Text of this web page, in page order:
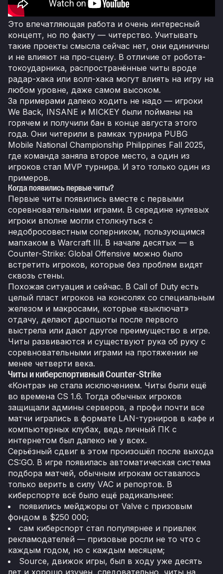
Это впечатляющая работа и очень интересный
концепт, но по факту — читерство. Учитывать
такие проекты смысла сейчас нет, они единичны
и не влияют на про-сцену. В отличие от робота-
токоударника, распространённые читы вроде
радар-хака или волл-хака могут влиять на игру на
любом уровне, даже самом высоком.
За примерами далеко ходить не надо — игроки
We Back, INSANE и MICKEY были пойманы на
горячем и получили бан в конце августа этого
года. Они читерили в рамках турнира PUBG
Mobile National Championship Philippines Fall 2025,
где команда заняла второе место, а один из
игроков стал MVP турнира. И это только один из
примеров.
Когда появились первые читы?
Первые читы появились вместе с первыми
соревновательными играми. В середине нулевых
игроки вполне могли столкнуться с
недобросовестным соперником, пользующимся
мапхаком в Warcraft III. В начале десятых — в
Counter-Strike: Global Offensive можно было
встретить игроков, которые без проблем видят
сквозь стены.
Похожая ситуация и сейчас. В Call of Duty есть
целый пласт игроков на консолях со специальным
железом и макросами, которые «выключат»
отдачу, делают дропшоты после первого
выстрела или дают другое преимущество в игре.
Читы развиваются и существуют рука об руку с
соревновательными играми на протяжении не
менее четверти века.
Читы и киберспортивный Counter-Strike
«Контра» не стала исключением. Читы были ещё
во времена CS 1.6. Тогда обычных игроков
защищали админы серверов, а профи почти все
матчи игрались в формате LAN-турниров в кафе и
компьютерных клубах, ведь личный ПК с
интернетом был далеко не у всех.
Серьёзный сдвиг в этом произошёл после выхода
CS:GO. В игре появилась автоматическая система
подбора матчей, обычным игрокам оставалось
только верить в силу VAC и репортов. В
киберспорте всё было ещё радикальнее:
появились мейджоры от Valve с призовым
фондом в $250 000;
сам киберспорт стал популярнее и привлек
рекламодателей — призовые росли не то что с
каждым годом, но с каждым месяцем;
Source, движок игры, был в ходу уже десять
лет и хорошо изучен, следовательно, читы на